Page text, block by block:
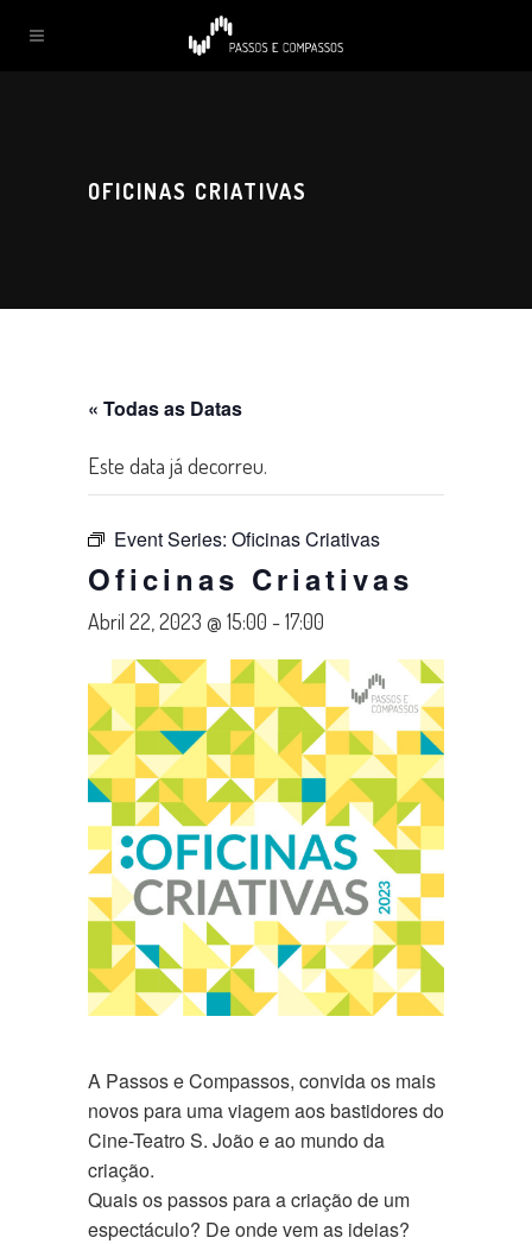
OFICINAS CRIATIVAS
« Todas as Datas
Este data já decorreu.
Event Series: Oficinas Criativas
Oficinas Criativas
Abril 22, 2023 @ 15:00 -17:00
A Passos e Compassos, convida os mais
novos para uma viagem aos bastidores do
Cine-Teatro S. João e ao mundo da
criação.
Quais os passos para a criação de um
espectáculo? De onde vem as ideias?